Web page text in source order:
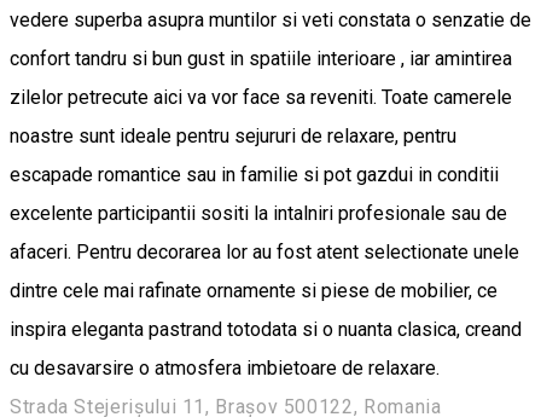
vedere superba asupra muntilor si veti constata o senzatie de
confort tandru si bun gust in spatiile interioare , iar amintirea
zilelor petrecute aici va vor face sa reveniti. Toate camerele
noastre sunt ideale pentru sejururi de relaxare, pentru
escapade romantice sau in familie si pot gazdui in conditii
excelente participantii sositi la intalniri profesionale sau de
afaceri. Pentru decorarea lor au fost atent selectionate unele
dintre cele mai rafinate ornamente si piese de mobilier, ce
inspira eleganta pastrand totodata si o nuanta clasica, creand
cu desavarsire o atmosfera imbietoare de relaxare.
Strada Stejerișului 11, Brașov 500122, Romania